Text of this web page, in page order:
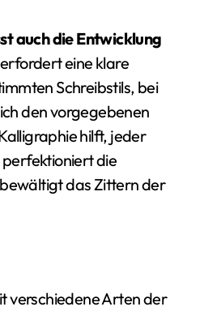
auch die Entwicklung
eine klare
Schreibstils, bei
den vorgegebenen
hilft, jeder
die
das Zittern der
verschiedene Arten der